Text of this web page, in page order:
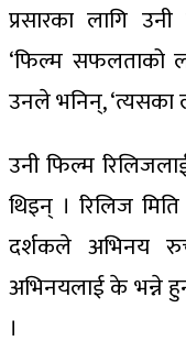
प्रसारका लागि
‘फिल्म सफलताको
उनले भनिन्, ‘त्यसका
उनी फिल्म
थिइन् । रिलिज
दर्शकले अभिनय
अभिनयलाई के भन्ने
।